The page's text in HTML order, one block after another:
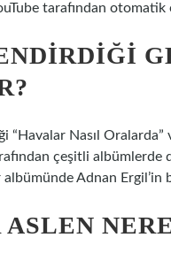
tarafından
“Havalar Nasıl Oralarda”
çeşitli
Adnan Ergil’in